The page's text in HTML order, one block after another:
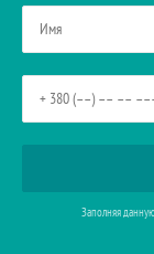
Заполняя